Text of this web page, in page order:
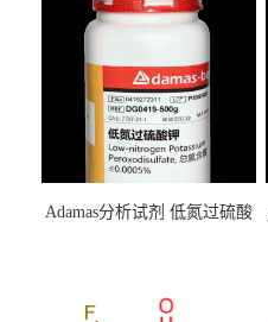
Adamas分析试剂 低氮过硫酸
（泰坦现货供应）